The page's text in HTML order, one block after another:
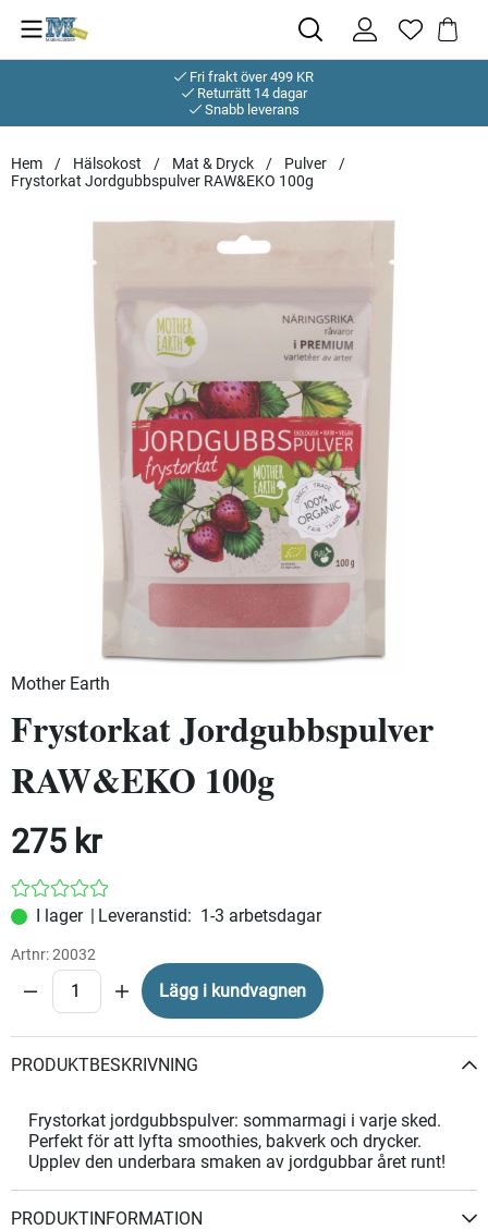
Fri frakt över 499 KR
Returrätt 14 dagar
Snabb leverans
Hem Hälsokost Mat & Dryck
Pulver
Frystorkat Jordgubbspulver RAW&EKO 100g
Frystorkat Jordgubbspulver RAW&EKO 100g
Mother Earth
Frystorkat Jordgubbspulver
RAW&EKO 100g
275 kr
| Leveranstid: 1-3 arbetsdagar
Artnr:20032
Lägg i kundvagnen
PRODUKTBESKRIVNING
Frystorkat jordgubbspulver: sommarmagi i varje sked.
Perfekt för att lyfta smoothies, bakverk och drycker.
Upplev den underbara smaken av jordgubbar året runt!
PRODUKTINFORMATION